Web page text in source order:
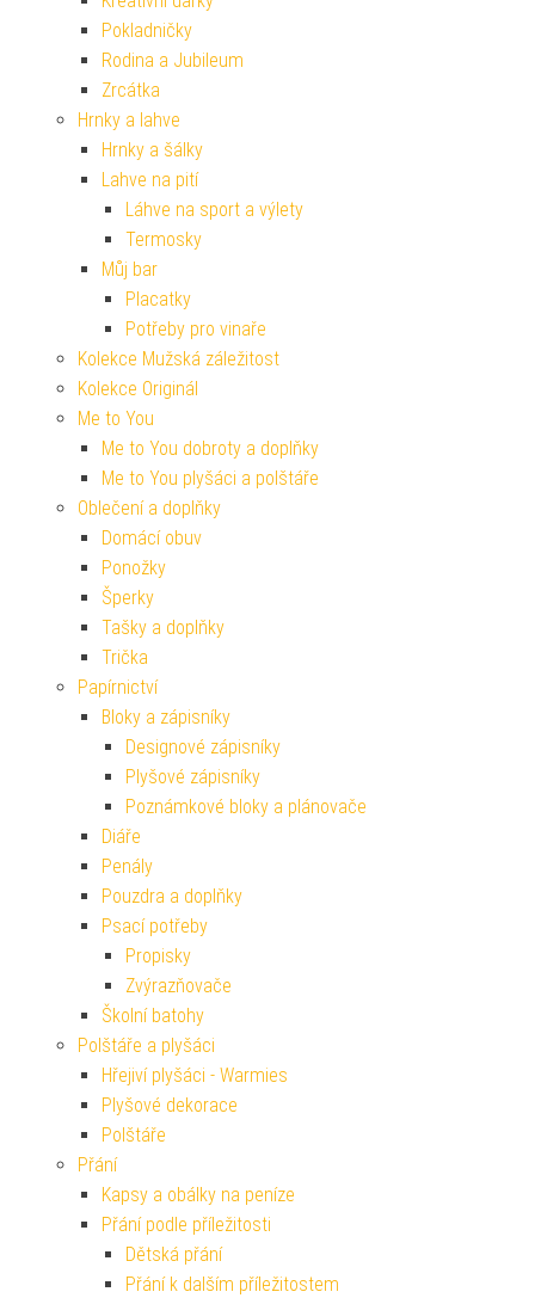
Pokladničky
Rodina a Jubileum
Zrcátka
Hrnky a lahve
Hrnky a šálky
Lahve na pití
Láhve na sport a výlety
Termosky
Můj bar
Placatky
Potřeby pro vinaře
Kolekce Mužská záležitost
Kolekce Originál
Me to You
Me to You dobroty a doplňky
Me to You plyšáci a polštáře
Oblečení a doplňky
Domácí obuv
Ponožky
Šperky
Tašky a doplňky
Trička
Papírnictví
Bloky a zápisníky
Designové zápisníky
Plyšové zápisníky
Poznámkové bloky a plánovače
Diáře
Penály
Pouzdra a doplňky
Psací potřeby
Propisky
Zvýrazňovače
Školní batohy
Polštáře a plyšáci
Hřejiví plyšáci - Warmies
Plyšové dekorace
Polštáře
Přání
Kapsy a obálky na peníze
Přání podle příležitosti
Dětská přání
Přání k dalším příležitostem